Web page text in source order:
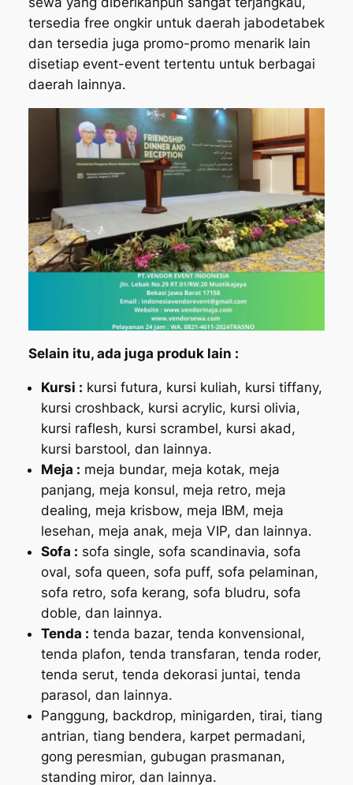
tersedia free ongkir untuk daerah jabodetabek
dan tersedia juga promo-promo menarik lain
disetiap event-event tertentu untuk berbagai
daerah lainnya.
Selain itu, ada juga produk lain :
Kursi : kursi futura, kursi kuliah, kursi tiffany,
kursi croshback, kursi acrylic, kursi olivia,
kursi raflesh, kursi scrambel, kursi akad,
kursi barstool, dan lainnya.
Meja : meja bundar, meja kotak, meja
panjang, meja konsul, meja retro, meja
dealing, meja krisbow, meja IBM, meja
lesehan, meja anak, meja VIP, dan lainnya.
Sofa : sofa single, sofa scandinavia, sofa
oval, sofa queen, sofa puff, sofa pelaminan,
sofa retro, sofa kerang, sofa bludru, sofa
doble, dan lainnya.
Tenda : tenda bazar, tenda konvensional,
tenda plafon, tenda transfaran, tenda roder,
tenda serut, tenda dekorasi juntai, tenda
parasol, dan lainnya.
Panggung, backdrop, minigarden, tirai, tiang
antrian, tiang bendera, karpet permadani,
gong peresmian, gubugan prasmanan,
standing miror, dan lainnya.